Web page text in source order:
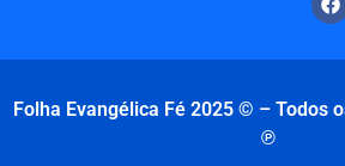
Folha Evangélica Fé 2025 © – Todos
℗